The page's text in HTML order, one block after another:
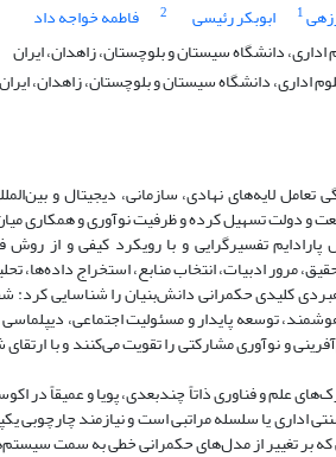
1 ابوبکر رئیسی 2 فاطمه خواجه داد
دانشگاه سیستان و بلوچستان، زاهدان، ایران
اداری، دانشگاه سیستان و بلوچستان، زاهدان، ایران
تعامل لایه‌های نهادی، سازمانی، دیجیتال و
و دولت تسهیل کرده و ظرفیت نوآوری و همکاری
پارادایم تفسیرگرایی و با رویکرد کیفی و از
ادبیات، انتخاب منابع، استخراج داده‌ها،
کلیدی حکمرانی دانش‌بنیان را شناسایی
توسعه پایدار و مسئولیت اجتماعی، دیپلماسی
و نوآوری مشارکتی را تقویت می‌کنند و با
علم و فناوری ذاتاً چندبعدی، پویا و عمیقاً
اداری یا سلسله مراتبی است و نیازمند
که بر تغییر از مدل‌های حکمرانی خطی به سمت